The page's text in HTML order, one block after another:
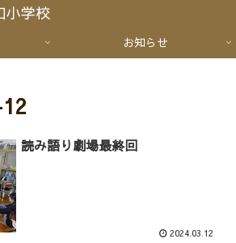
小学校
お知らせ
読み語り劇場最終回
2024.03.12